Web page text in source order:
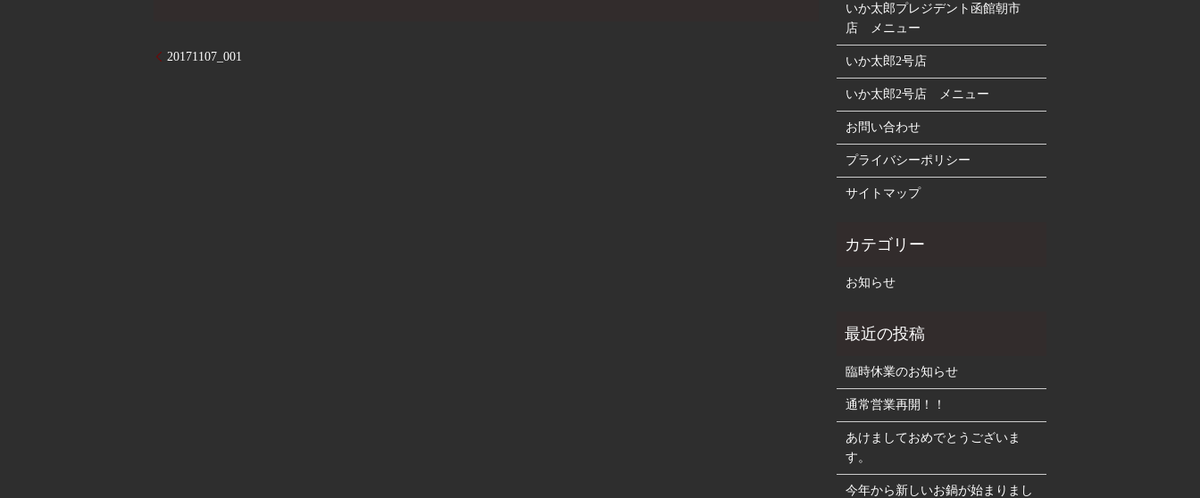
20171107_001
いか太郎プレジデント函館朝市
店 メニュー
いか太郎2号店
いか太郎2号店 メニュー
お問い合わせ
プライバシーポリシー
サイトマップ
お知らせ
臨時休業のお知らせ
通常営業再開！！
あけましておめでとうございま
す。
今年から新しいお鍋が始まりまし